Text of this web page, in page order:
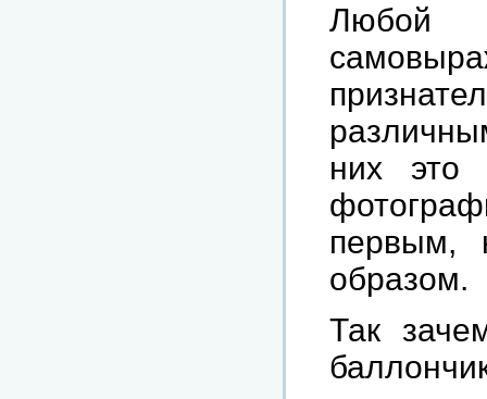
Любой
них это
первым,
образом.
Так